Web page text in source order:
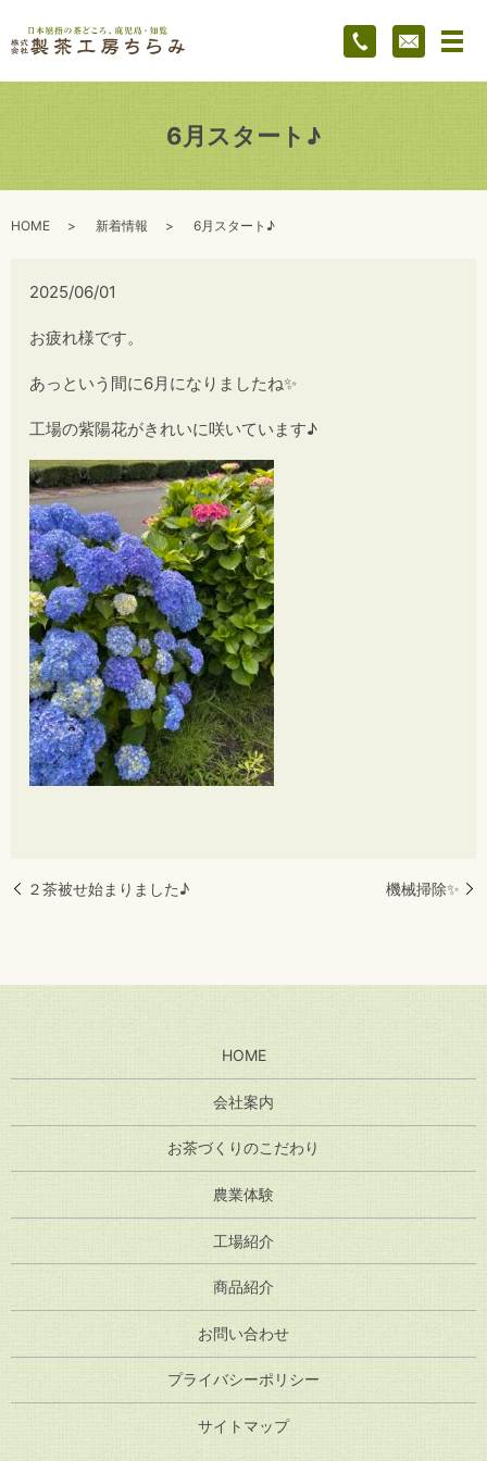
メ
6月スタート♪
HOME 新着情報 6月スタート♪
2025/06/01
お疲れ様です。
あっという間に6月になりましたね✨
工場の紫陽花がきれいに咲いています♪
２茶被せ始まりました♪ 機械掃除✨
HOME
会社案内
お茶づくりのこだわり
農業体験
工場紹介
商品紹介
お問い合わせ
プライバシーポリシー
サイトマップ